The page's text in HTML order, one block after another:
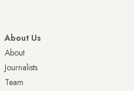
About Us
About
Journalists
Team